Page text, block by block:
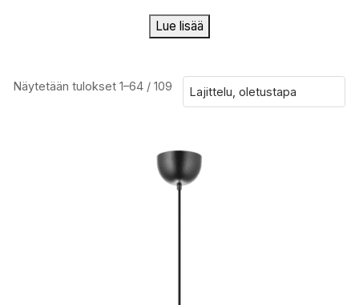
Lue lisää
Näytetään tulokset 1–64 / 109